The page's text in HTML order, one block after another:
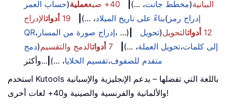
البيانية(مخطط جانت، ...) 40+ صيغ عملية(حساب العمر
بناءً على تاريخ الميلاد، ...) 19 أدواتالإدراج ( إدراج رمز
QR، إدراج صورة من المسار، ...) 12 أدواتالتحويل(تحويل
إلى كلمات،تحويل العملة، ...) 7 أدواتالدمج والتقسيم (دمج
متقدم للصفوف،تقسيم الخلايا، ...) ...وأكثر
استخدم Kutools باللغة التي تفضلها – يدعم الإنجليزية والإسبانية
والألمانية والفرنسية والصينية و40+ لغات أخرى!